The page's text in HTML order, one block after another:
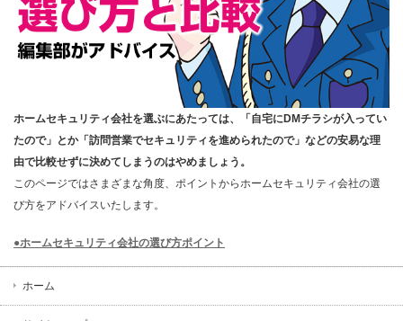
ホームセキュリティ会社を選ぶにあたっては、「自宅にDMチラシが入ってい
たので」とか「訪問営業でセキュリティを進められたので」などの安易な理
由で比較せずに決めてしまうのはやめましょう。
このページではさまざまな角度、ポイントからホームセキュリティ会社の選
び方をアドバイスいたします。
●ホームセキュリティ会社の選び方ポイント
ホーム